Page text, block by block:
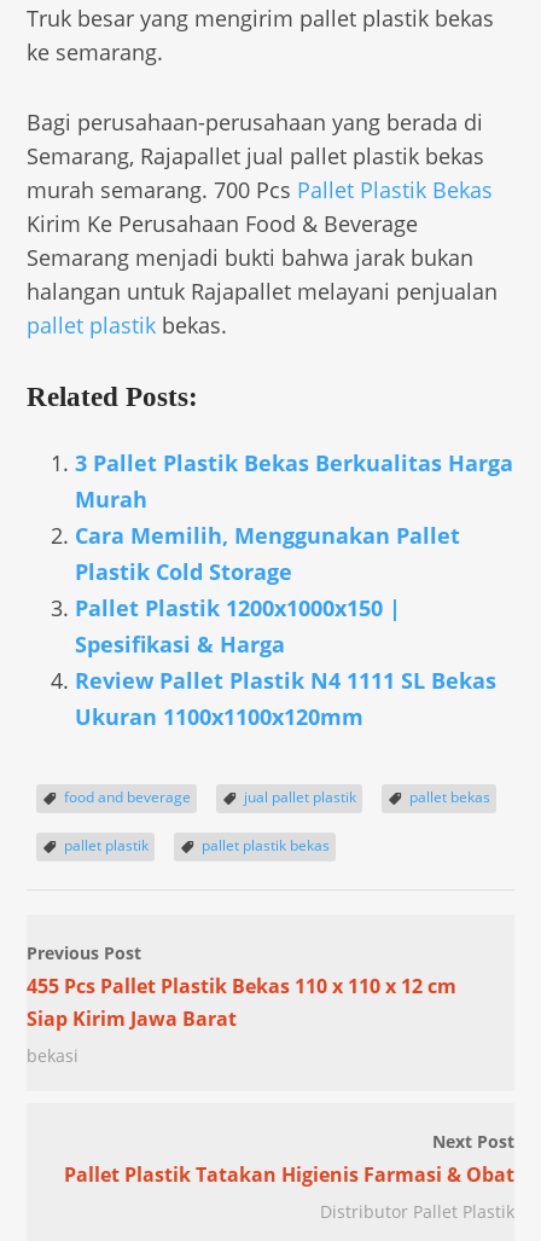
Truk besar yang mengirim pallet plastik bekas
ke semarang.
Bagi perusahaan-perusahaan yang berada di
Semarang, Rajapallet jual pallet plastik bekas
murah semarang. 700 Pcs Pallet Plastik Bekas
Kirim Ke Perusahaan Food & Beverage
Semarang menjadi bukti bahwa jarak bukan
halangan untuk Rajapallet melayani penjualan
pallet plastik bekas.
Related Posts:
3 Pallet Plastik Bekas Berkualitas Harga
Murah
Cara Memilih, Menggunakan Pallet
Plastik Cold Storage
Pallet Plastik 1200x1000x150 |
Spesifikasi & Harga
Review Pallet Plastik N4 1111 SL Bekas
Ukuran 1100x1100x120mm
food and beverage jual pallet plastik pallet bekas
pallet plastik pallet plastik bekas
Previous Post
455 Pcs Pallet Plastik Bekas 110 x 110 x 12 cm
Siap Kirim Jawa Barat
bekasi
Next Post
Pallet Plastik Tatakan Higienis Farmasi & Obat
Distributor Pallet Plastik